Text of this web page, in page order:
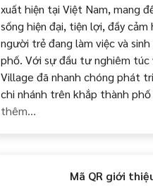
xuất hiện tại Việt Nam, mang
sống hiện đại, tiện lợi, đầy cảm
người trẻ đang làm việc và
phố. Với sự đầu tư nghiêm túc
Village đã nhanh chóng phát
chi nhánh trên khắp thành phố
thêm...
Mã QR giới